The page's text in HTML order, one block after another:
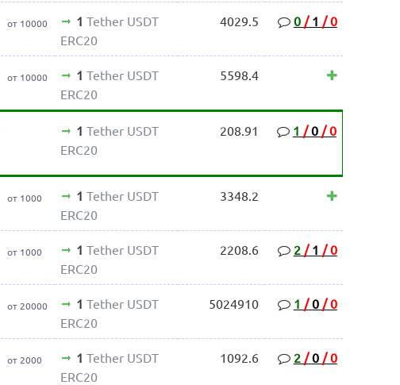
от 10000 1 Tether USDT
ERC20
4029.5 0 / 1 / 0
от 10000 1 Tether USDT
ERC20
5598.4
1 Tether USDT
ERC20
208.91 1 / 0 / 0
от 1000 1 Tether USDT
ERC20
3348.2
от 1000 1 Tether USDT
ERC20
2208.6 2 / 1 / 0
от 20000 1 Tether USDT
ERC20
5024910 1 / 0 / 0
от 2000 1 Tether USDT
ERC20
1092.6 2 / 0 / 0